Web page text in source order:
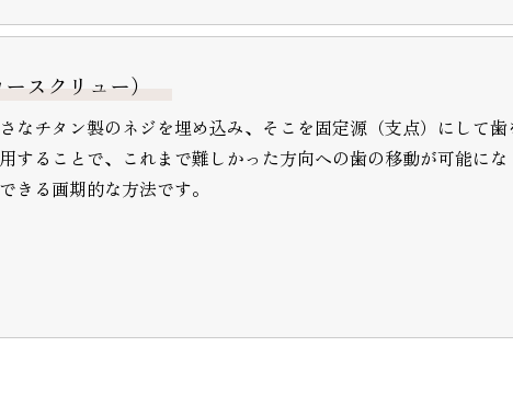
スクリュー）
なチタン製のネジを埋め込み、そこを固定源（支点）にして歯
することで、これまで難しかった方向への歯の移動が可能にな
きる画期的な方法です。